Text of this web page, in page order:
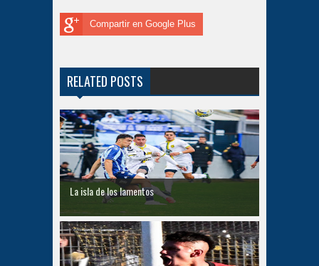
Compartir en Google Plus
RELATED POSTS
La isla de los lamentos